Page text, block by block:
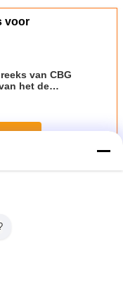
voor
van CBG
het de
en Voertuig